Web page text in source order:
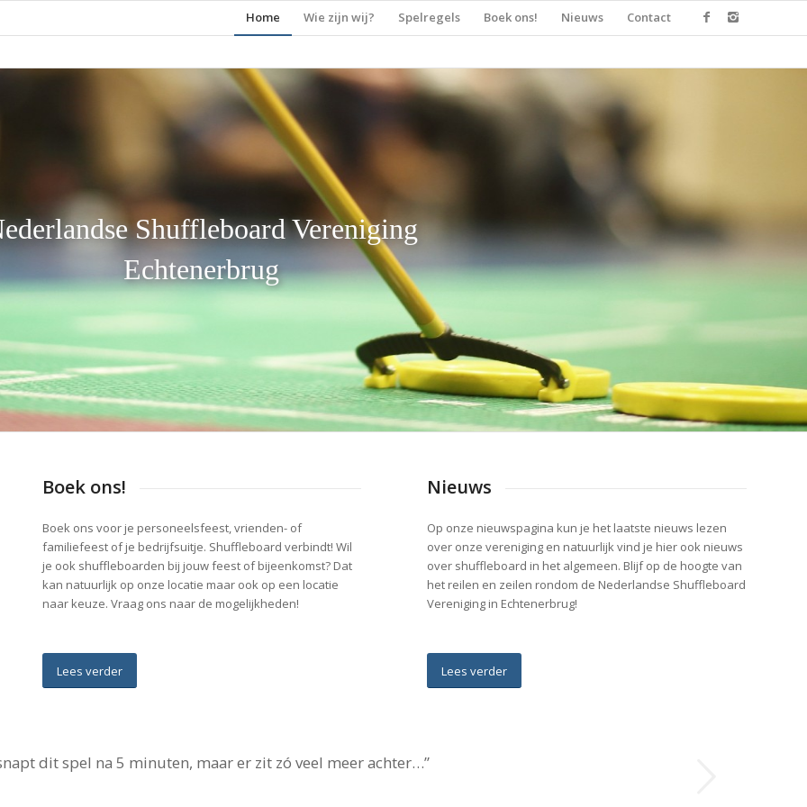
Home Wie zijn wij? Spelregels Boek ons! Nieuws Contact
Shuffleboard Vereniging
Echtenerbrug
Boek ons!
Boek ons voor je personeelsfeest, vrienden- of
familiefeest of je bedrijfsuitje. Shuffleboard verbindt! Wil
je ook shuffleboarden bij jouw feest of bijeenkomst? Dat
kan natuurlijk op onze locatie maar ook op een locatie
naar keuze. Vraag ons naar de mogelijkheden!
Lees verder
Nieuws
Op onze nieuwspagina kun je het laatste nieuws lezen
over onze vereniging en natuurlijk vind je hier ook nieuws
over shuffleboard in het algemeen. Blijf op de hoogte van
het reilen en zeilen rondom de Nederlandse Shuffleboard
Vereniging in Echtenerbrug!
Lees verder
dit spel na 5 minuten, maar er zit zó veel meer achter…”